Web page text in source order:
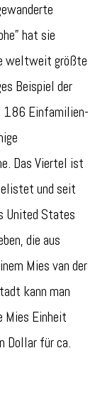
hat sie
weltweit größte
Beispiel der
186 Einfamilien-
Das Viertel ist
und seit
United States
die aus
Mies van der
kann man
Mies Einheit
Dollar für ca.